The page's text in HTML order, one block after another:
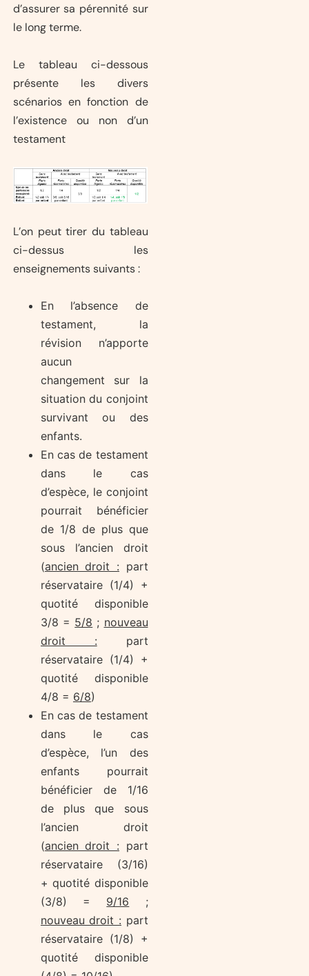
d’assurer sa pérennité sur
le long terme.
Le tableau ci-dessous
présente les divers
scénarios en fonction de
l’existence ou non d’un
testament
L’on peut tirer du tableau
ci-dessus les
enseignements suivants :
En l’absence de
testament, la
révision n’apporte
aucun
changement sur la
situation du conjoint
survivant ou des
enfants.
En cas de testament
dans le cas
d’espèce, le conjoint
pourrait bénéficier
de 1/8 de plus que
sous l’ancien droit
(ancien droit : part
réservataire (1/4) +
quotité disponible
3/8 = 5/8 ; nouveau
droit : part
réservataire (1/4) +
quotité disponible
4/8 = 6/8)
En cas de testament
dans le cas
d’espèce, l’un des
enfants pourrait
bénéficier de 1/16
de plus que sous
l’ancien droit
(ancien droit : part
réservataire (3/16)
+ quotité disponible
(3/8) = 9/16 ;
nouveau droit : part
réservataire (1/8) +
quotité disponible